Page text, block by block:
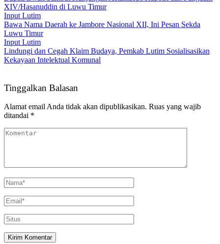
XIV/Hasanuddin di Luwu Timur
Input Lutim
Bawa Nama Daerah ke Jambore Nasional XII, Ini Pesan Sekda
Luwu Timur
Input Lutim
Lindungi dan Cegah Klaim Budaya, Pemkab Lutim Sosialisasikan
Kekayaan Intelektual Komunal
Tinggalkan Balasan
Alamat email Anda tidak akan dipublikasikan. Ruas yang wajib
ditandai *